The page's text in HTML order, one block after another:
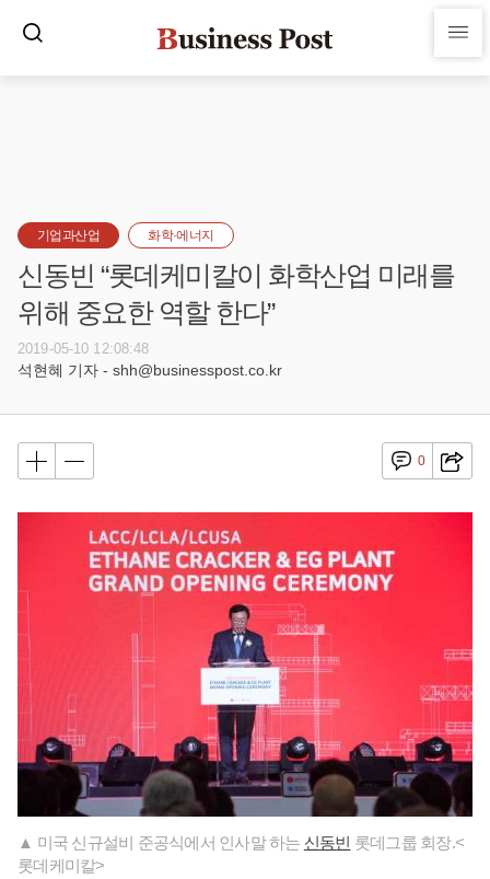
기업과산업 화학·에너지
신동빈 “롯데케미칼이 화학산업 미래를
위해 중요한 역할 한다”
2019-05-10 12:08:48
석현혜 기자 - shh@businesspost.co.kr
0
▲ 미국 신규설비 준공식에서 인사말 하는 신동빈 롯데그룹 회장.<
롯데케미칼>